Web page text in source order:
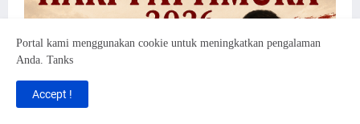
Portal kami menggunakan cookie untuk meningkatkan pengalaman
Anda. Tanks
Accept !